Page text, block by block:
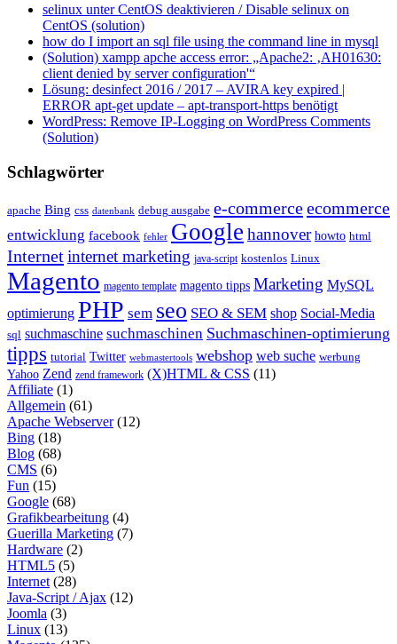
selinux unter CentOS deaktivieren / Disable selinux on
CentOS (solution)
how do I import an sql file using the command line in mysql
(Solution) xampp apche access error: „Apache2: ‚AH01630:
client denied by server configuration'“
Lösung: desinfect 2016 / 2017 – AVIRA key expired |
ERROR apt-get update – apt-transport-https benötigt
WordPress: Remove IP-Logging on WordPress Comments
(Solution)
Schlagwörter
apache Bing css datenbank debug ausgabe e-commerceecommerce
entwicklung facebook fehler Google hannover howto html
Internetinternet marketing java-script kostenlos Linux
Magento magento template magento tipps Marketing MySQL
optimierung PHP sem seo SEO & SEM shop Social-Media
sql suchmaschine suchmaschinen Suchmaschinen-optimierung
tipps tutorial Twitter webmastertools webshop web suche werbung
Yahoo Zend zend framework (X)HTML & CSS (11)
Affiliate (1)
Allgemein (61)
Apache Webserver(12)
Bing (18)
Blog (68)
CMS (6)
Fun (15)
Google (68)
Grafikbearbeitung (4)
Guerilla Marketing (7)
Hardware (2)
HTML5 (5)
Internet(28)
Java-Script / Ajax (12)
Joomla (3)
Linux (13)